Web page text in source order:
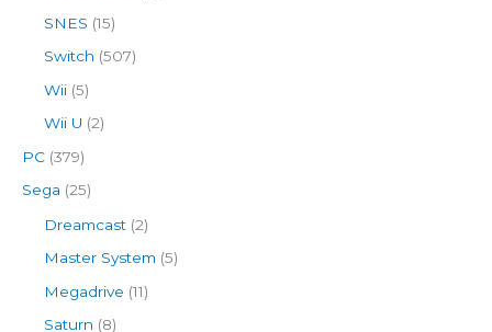
SNES (15)
Switch (507)
Wii (5)
Wii U (2)
PC (379)
Sega (25)
Dreamcast (2)
Master System (5)
Megadrive (11)
Saturn (8)